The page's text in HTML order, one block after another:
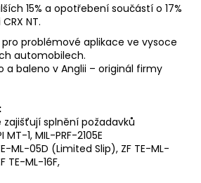
15% a opotřebení součástí o 17%
NT.
pro problémové aplikace ve vysoce
automobilech.
a baleno v Anglii – originál firmy
splnění požadavků
MT-1, MIL-PRF-2105E
ML-05D (Limited Slip), ZF TE-ML-
TE-ML-16F,